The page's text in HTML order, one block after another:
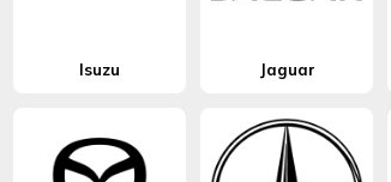
Isuzu Jaguar